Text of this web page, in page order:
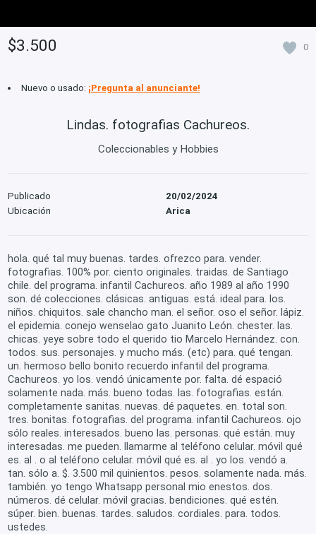
$3.500 0
Nuevo o usado: ¡Pregunta al anunciante!
Lindas. fotografias Cachureos.
Coleccionables y Hobbies
Publicado
20/02/2024
Ubicación
Arica
hola. qué tal muy buenas. tardes. ofrezco para. vender.
fotografias. 100% por. ciento originales. traidas. de Santiago
chile. del programa. infantil Cachureos. año 1989 al año 1990
son. dé colecciones. clásicas. antiguas. está. ideal para. los.
niños. chiquitos. sale chancho man. el señor. oso el señor. lápiz.
el epidemia. conejo wenselao gato Juanito León. chester. las.
chicas. yeye sobre todo el querido tio Marcelo Hernández. con.
todos. sus. personajes. y mucho más. (etc) para. qué tengan.
un. hermoso bello bonito recuerdo infantil del programa.
Cachureos. yo los. vendó únicamente por. falta. dé espació
solamente nada. más. bueno todas. las. fotografias. están.
completamente sanitas. nuevas. dé paquetes. en. total son.
tres. bonitas. fotografias. del programa. infantil Cachureos. ojo
sólo reales. interesados. bueno las. personas. qué están. muy
interesadas. me pueden. llamarme al teléfono celular. móvil qué
es. al . o al teléfono celular. móvil qué es. al . yo los. vendó a.
tan. sólo a. $. 3.500 mil quinientos. pesos. solamente nada. más.
también. yo tengo Whatsapp personal mio enestos. dos.
números. dé celular. móvil gracias. bendiciones. qué estén.
súper. bien. buenas. tardes. saludos. cordiales. para. todos.
ustedes.